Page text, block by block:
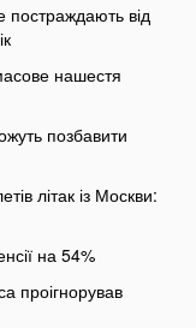
постраждають від
нашестя
позбавити
літак із Москви:
на 54%
проігнорував